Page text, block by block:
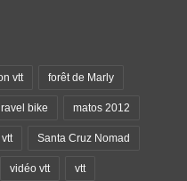
vtt forêt de Marly
bike matos 2012
Santa Cruz Nomad
vidéo vtt vtt